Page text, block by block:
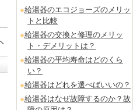
給湯器のエコジョーズのメリッ
トと比較
給湯器の交換と修理のメリッ
ト・デメリットは？
給湯器の平均寿命はどのくら
い？
給湯器はどれを選べばいいの？
給湯器はなぜ故障するのか？故